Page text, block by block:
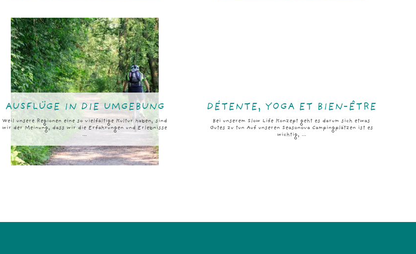
AUSFLÜGE IN DIE UMGEBUNG
Weil unsere Regionen eine so vielfältige Kultur haben, sind
wir der Meinung, dass wir die Erfahrungen und Erlebnisse
...
DÉTENTE, YOGA ET BIEN-ÊTRE
Bei unserem Slow Life Konzept geht es darum sich etwas
Gutes zu tun Auf unseren Seasonova Campingplätzen ist es
wichtig, ...